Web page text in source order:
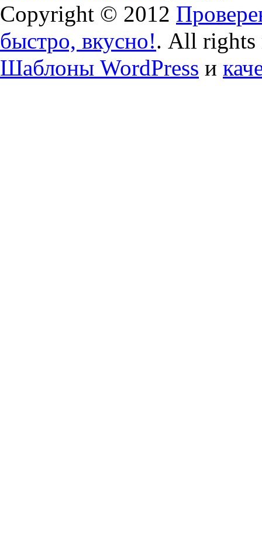
Copyright © 2012
быстро, вкусно!. All rights
Шаблоны WordPress и